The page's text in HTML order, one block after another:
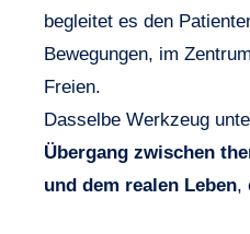
begleitet es den
Bewegungen, im
Freien.
Dasselbe Werkzeug
Übergang zwischen
und dem realen Leben,